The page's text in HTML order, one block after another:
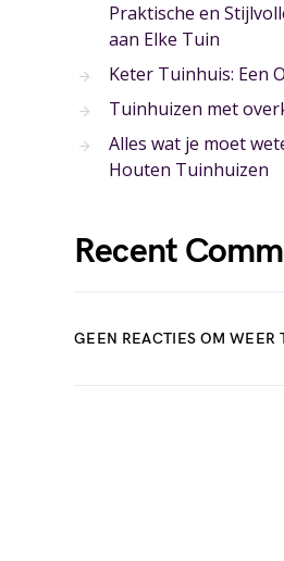
Praktische en
aan Elke Tuin
Keter Tuinhuis: Een
Tuinhuizen met
Alles wat je moet
Houten Tuinhuizen
Recent
GEEN REACTIES OM WEER